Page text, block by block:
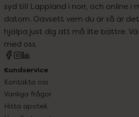
syd till Lappland i norr, och online i
datorn. Oavsett vem du är så är
hjälpa just dig att må lite bättre.
med oss.
Kundservice
Kontakta oss
Vanliga frågor
Hitta apotek